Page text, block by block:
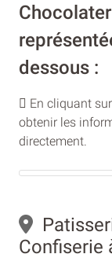
dessous :
En cliquant
obtenir les
directement.
Confiserie